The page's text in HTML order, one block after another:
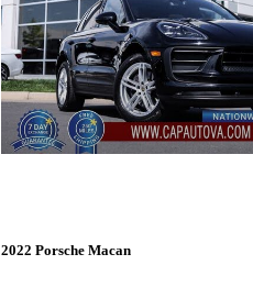
2022 Porsche Macan